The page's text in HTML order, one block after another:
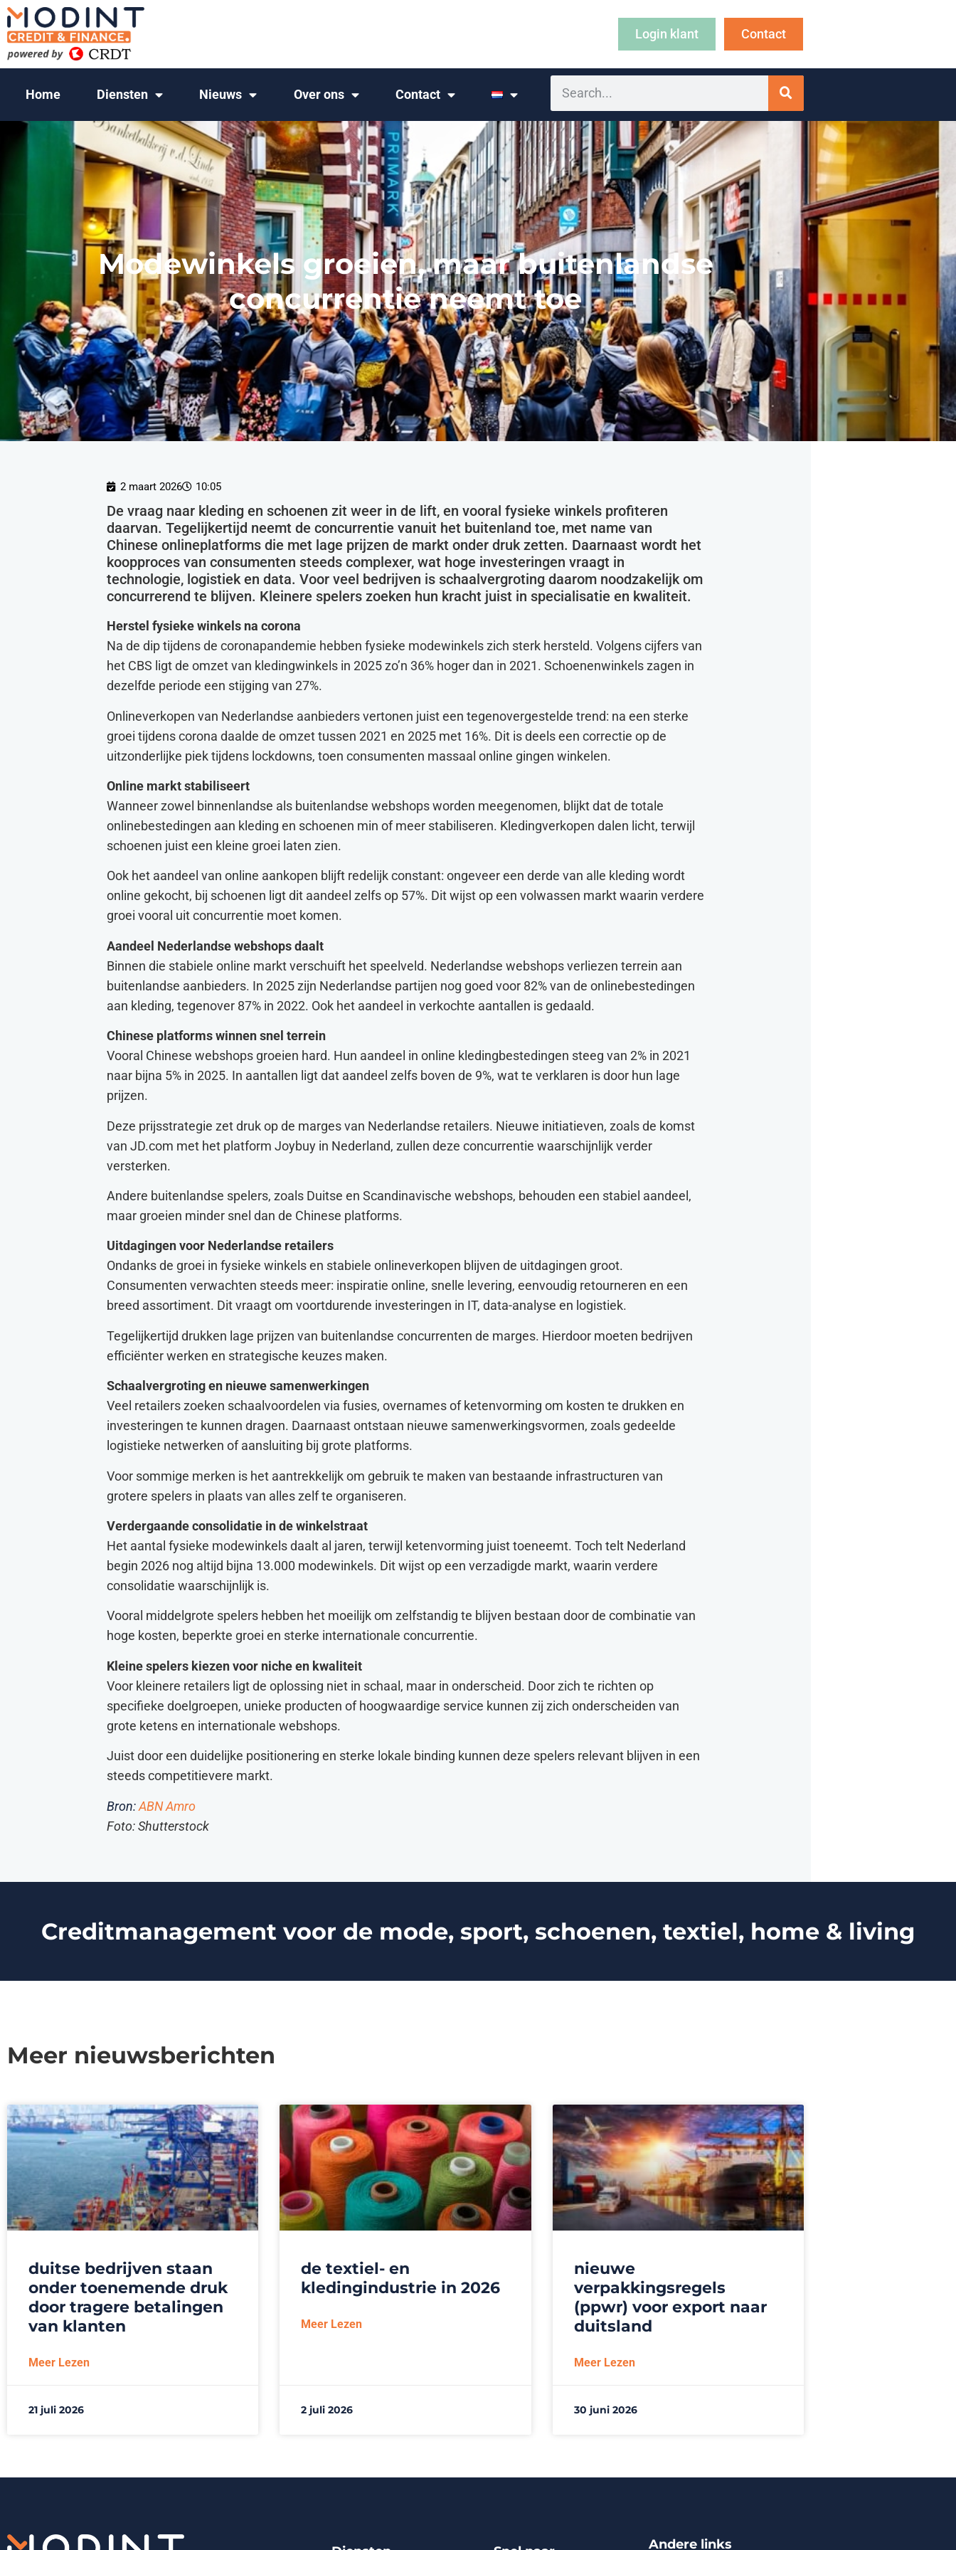
Login klant Contact
Home Diensten Nieuws Over ons Contact
Modewinkels groeien, maar buitenlandse
concurrentie neemt toe
2 maart 2026 10:05
De vraag naar kleding en schoenen zit weer in de lift, en vooral fysieke winkels profiteren
daarvan. Tegelijkertijd neemt de concurrentie vanuit het buitenland toe, met name van
Chinese onlineplatforms die met lage prijzen de markt onder druk zetten. Daarnaast wordt het
koopproces van consumenten steeds complexer, wat hoge investeringen vraagt in
technologie, logistiek en data. Voor veel bedrijven is schaalvergroting daarom noodzakelijk om
concurrerend te blijven. Kleinere spelers zoeken hun kracht juist in specialisatie en kwaliteit.
Herstel fysieke winkels na corona
Na de dip tijdens de coronapandemie hebben fysieke modewinkels zich sterk hersteld. Volgens cijfers van
het CBS ligt de omzet van kledingwinkels in 2025 zo’n 36% hoger dan in 2021. Schoenenwinkels zagen in
dezelfde periode een stijging van 27%.
Onlineverkopen van Nederlandse aanbieders vertonen juist een tegenovergestelde trend: na een sterke
groei tijdens corona daalde de omzet tussen 2021 en 2025 met 16%. Dit is deels een correctie op de
uitzonderlijke piek tijdens lockdowns, toen consumenten massaal online gingen winkelen.
Online markt stabiliseert
Wanneer zowel binnenlandse als buitenlandse webshops worden meegenomen, blijkt dat de totale
onlinebestedingen aan kleding en schoenen min of meer stabiliseren. Kledingverkopen dalen licht, terwijl
schoenen juist een kleine groei laten zien.
Ook het aandeel van online aankopen blijft redelijk constant: ongeveer een derde van alle kleding wordt
online gekocht, bij schoenen ligt dit aandeel zelfs op 57%. Dit wijst op een volwassen markt waarin verdere
groei vooral uit concurrentie moet komen.
Aandeel Nederlandse webshops daalt
Binnen die stabiele online markt verschuift het speelveld. Nederlandse webshops verliezen terrein aan
buitenlandse aanbieders. In 2025 zijn Nederlandse partijen nog goed voor 82% van de onlinebestedingen
aan kleding, tegenover 87% in 2022. Ook het aandeel in verkochte aantallen is gedaald.
Chinese platforms winnen snel terrein
Vooral Chinese webshops groeien hard. Hun aandeel in online kledingbestedingen steeg van 2% in 2021
naar bijna 5% in 2025. In aantallen ligt dat aandeel zelfs boven de 9%, wat te verklaren is door hun lage
prijzen.
Deze prijsstrategie zet druk op de marges van Nederlandse retailers. Nieuwe initiatieven, zoals de komst
van JD.com met het platform Joybuy in Nederland, zullen deze concurrentie waarschijnlijk verder
versterken.
Andere buitenlandse spelers, zoals Duitse en Scandinavische webshops, behouden een stabiel aandeel,
maar groeien minder snel dan de Chinese platforms.
Uitdagingen voor Nederlandse retailers
Ondanks de groei in fysieke winkels en stabiele onlineverkopen blijven de uitdagingen groot.
Consumenten verwachten steeds meer: inspiratie online, snelle levering, eenvoudig retourneren en een
breed assortiment. Dit vraagt om voortdurende investeringen in IT, data-analyse en logistiek.
Tegelijkertijd drukken lage prijzen van buitenlandse concurrenten de marges. Hierdoor moeten bedrijven
efficiënter werken en strategische keuzes maken.
Schaalvergroting en nieuwe samenwerkingen
Veel retailers zoeken schaalvoordelen via fusies, overnames of ketenvorming om kosten te drukken en
investeringen te kunnen dragen. Daarnaast ontstaan nieuwe samenwerkingsvormen, zoals gedeelde
logistieke netwerken of aansluiting bij grote platforms.
Voor sommige merken is het aantrekkelijk om gebruik te maken van bestaande infrastructuren van
grotere spelers in plaats van alles zelf te organiseren.
Verdergaande consolidatie in de winkelstraat
Het aantal fysieke modewinkels daalt al jaren, terwijl ketenvorming juist toeneemt. Toch telt Nederland
begin 2026 nog altijd bijna 13.000 modewinkels. Dit wijst op een verzadigde markt, waarin verdere
consolidatie waarschijnlijk is.
Vooral middelgrote spelers hebben het moeilijk om zelfstandig te blijven bestaan door de combinatie van
hoge kosten, beperkte groei en sterke internationale concurrentie.
Kleine spelers kiezen voor niche en kwaliteit
Voor kleinere retailers ligt de oplossing niet in schaal, maar in onderscheid. Door zich te richten op
specifieke doelgroepen, unieke producten of hoogwaardige service kunnen zij zich onderscheiden van
grote ketens en internationale webshops.
Juist door een duidelijke positionering en sterke lokale binding kunnen deze spelers relevant blijven in een
steeds competitievere markt.
Bron: ABN Amro
Foto: Shutterstock
Creditmanagement voor de mode, sport, schoenen, textiel, home & living
Meer nieuwsberichten
duitse bedrijven staan
onder toenemende druk
door tragere betalingen
van klanten
Meer Lezen
21 juli 2026
de textiel- en
kledingindustrie in 2026
Meer Lezen
2 juli 2026
nieuwe
verpakkingsregels
(ppwr) voor export naar
duitsland
Meer Lezen
30 juni 2026
Andere links